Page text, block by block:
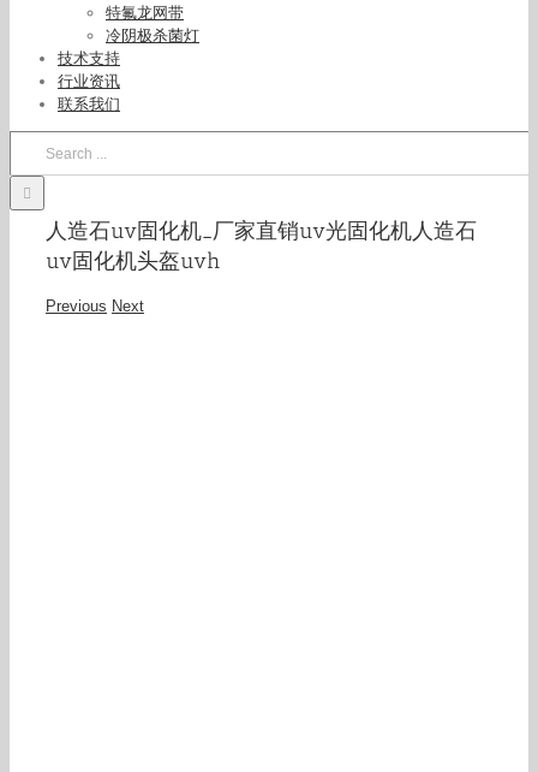
特氟龙网带
冷阴极杀菌灯
技术支持
行业资讯
联系我们
人造石uv固化机_厂家直销uv光固化机人造石
uv固化机头盔uvh
Previous Next